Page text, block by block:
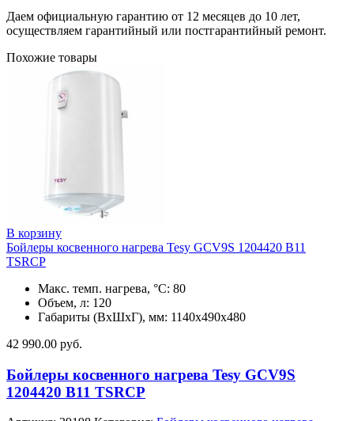
Даем официальную гарантию от 12 месяцев до 10 лет,
осуществляем гарантийный или постгарантийный ремонт.
Похожие товары
В корзину
Бойлеры косвенного нагрева Tesy GCV9S 1204420 B11
TSRCP
Макс. темп. нагрева, °С: 80
Объем, л: 120
Габариты (ВхШхГ), мм: 1140х490х480
42 990.00 руб.
Бойлеры косвенного нагрева Tesy GCV9S
1204420 B11 TSRCP